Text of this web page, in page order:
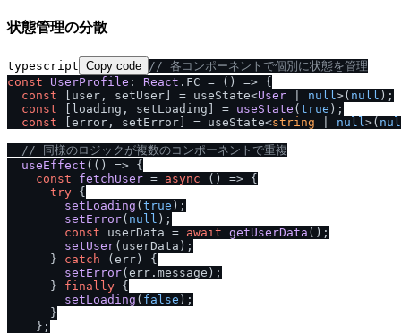
状態管理の分散
typescript Copy code / / 各コンポーネントで個別に状態を管理
const
UserProfile : React . FC = () => {
const [user, setUser] = useState<User null >( null );
const [loading, setLoading] = useState ( true );
const [error, setError] = useState<string null >(
/ / 同様のロジックが複数のコンポーネントで重複
useEffect ( () => {
const
fetchUser = async ( ) => {
try {
setLoading ( true );
setError( null );
const userData = await getUserData ();
setUser(userData);
      }
catch (err) {
setError(err. message );
      }
finally {
setLoading ( false );
      }
    };